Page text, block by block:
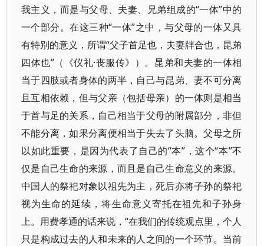
我主义，而是与父母、夫妻、兄弟组成的“一体”中的
一个部分。在这三种“一体”之中，与父母的一体又具
有特别的意义，所谓“父子首足也，夫妻牉合也，昆弟
四体也”（《仪礼·丧服传》）。昆弟和夫妻的一体相
当于四肢或者身体的两半，自己与昆弟、妻不可分离
且互相依赖，但与父亲（包括母亲）的一体则是相当
于首与足的关系，自己相当于父母的附属部分，非但
不能分离，如果分离便相当于失去了头脑。父母之所
以如此重要，是因为代表了自己的“本”，这个“本”不
仅是自己生命的来源，而且是自己生命意义的来源。
中国人的祭祀对象以祖先为主，死后亦将子孙的祭祀
视为生命的延续，将生命意义寄托在祖先和子孙身
上。用费孝通的话来说，“在我们的传统观点里，个人
只是构成过去的人和未来的人之间的一个环节。当前